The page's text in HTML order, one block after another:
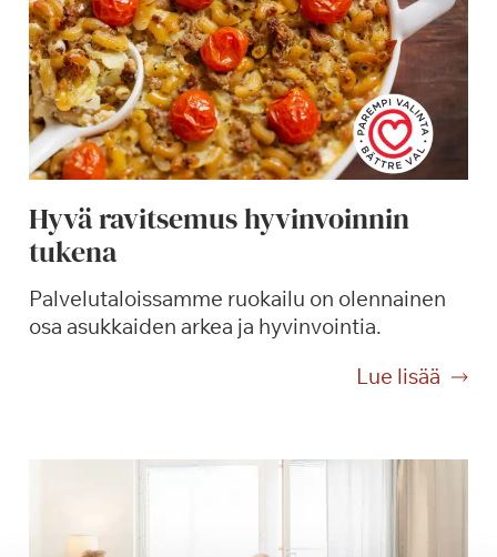
Hyvä ravitsemus hyvinvoinnin
tukena
Palvelutaloissamme ruokailu on olennainen
osa asukkaiden arkea ja hyvinvointia.
Lue lisää
H
ä